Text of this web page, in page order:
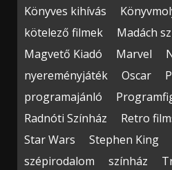
Könyves kihívás
kötelező filmek
Madách
Magvető Kiadó
Marvel
nyereményjáték
Oscar
programajánló
Radnóti Színház
Retro
Star Wars
Stephen King
szépirodalom
színház